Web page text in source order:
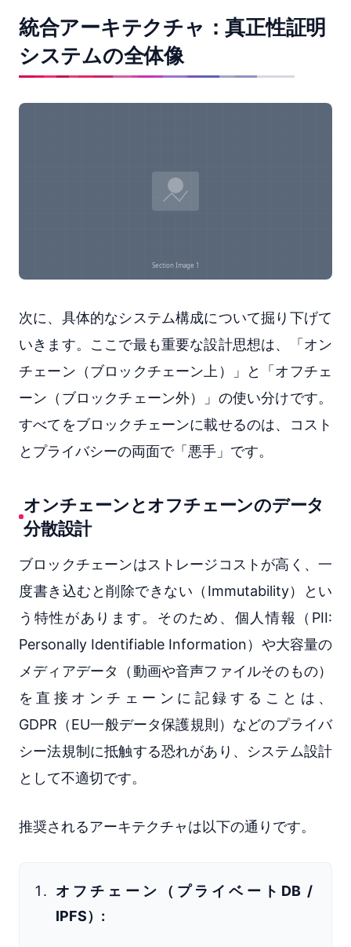
統合アーキテクチャ：真正性証明
システムの全体像
次に、具体的なシステム構成について掘り下げて
いきます。ここで最も重要な設計思想は、「オン
チェーン（ブロックチェーン上）」と「オフチェ
ーン（ブロックチェーン外）」の使い分けです。
すべてをブロックチェーンに載せるのは、コスト
とプライバシーの両面で「悪手」です。
オンチェーンとオフチェーンのデータ
分散設計
ブロックチェーンはストレージコストが高く、一
度書き込むと削除できない（Immutability）とい
う特性があります。そのため、個人情報（PII:
Personally Identifiable Information）や大容量の
メディアデータ（動画や音声ファイルそのもの）
を直接オンチェーンに記録することは、
GDPR（EU一般データ保護規則）などのプライバ
シー法規制に抵触する恐れがあり、システム設計
として不適切です。
推奨されるアーキテクチャは以下の通りです。
オフチェーン（プライベートDB /
IPFS）: